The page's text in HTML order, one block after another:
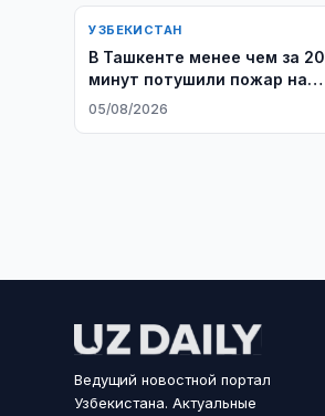
УЗБЕКИСТАН
В Ташкенте менее чем за 20
минут потушили пожар на
складе
05/08/2026
Ведущий новостной портал
Узбекистана. Актуальные